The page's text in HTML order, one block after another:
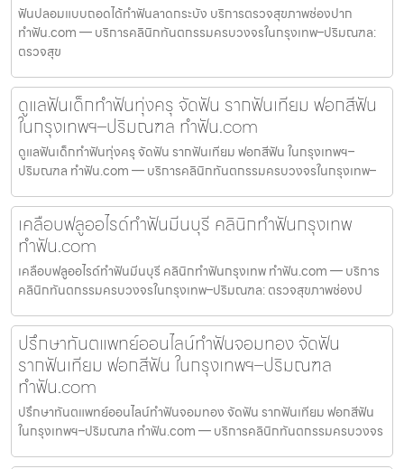
ฟันปลอมแบบถอดได้ทำฟันลาดกระบัง บริการตรวจสุขภาพช่องปาก
ทำฟัน.com — บริการคลินิกทันตกรรมครบวงจรในกรุงเทพ–ปริมณฑล:
ตรวจสุข
ดูแลฟันเด็กทำฟันทุ่งครุ จัดฟัน รากฟันเทียม ฟอกสีฟัน
ในกรุงเทพฯ–ปริมณฑล ทำฟัน.com
ดูแลฟันเด็กทำฟันทุ่งครุ จัดฟัน รากฟันเทียม ฟอกสีฟัน ในกรุงเทพฯ–
ปริมณฑล ทำฟัน.com — บริการคลินิกทันตกรรมครบวงจรในกรุงเทพ–
เคลือบฟลูออไรด์ทำฟันมีนบุรี คลินิกทำฟันกรุงเทพ
ทำฟัน.com
เคลือบฟลูออไรด์ทำฟันมีนบุรี คลินิกทำฟันกรุงเทพ ทำฟัน.com — บริการ
คลินิกทันตกรรมครบวงจรในกรุงเทพ–ปริมณฑล: ตรวจสุขภาพช่องป
ปรึกษาทันตแพทย์ออนไลน์ทำฟันจอมทอง จัดฟัน
รากฟันเทียม ฟอกสีฟัน ในกรุงเทพฯ–ปริมณฑล
ทำฟัน.com
ปรึกษาทันตแพทย์ออนไลน์ทำฟันจอมทอง จัดฟัน รากฟันเทียม ฟอกสีฟัน
ในกรุงเทพฯ–ปริมณฑล ทำฟัน.com — บริการคลินิกทันตกรรมครบวงจร